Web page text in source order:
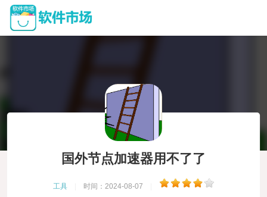
国外节点加速器用不了了
工具 时间：2024-08-07